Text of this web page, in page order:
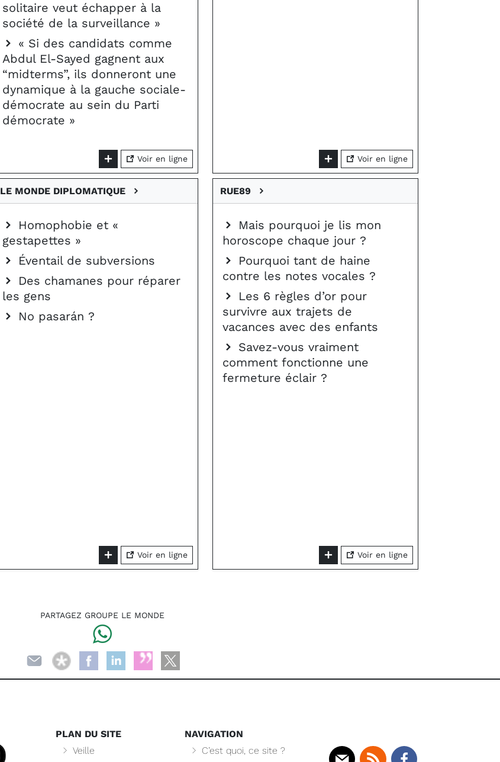
solitaire veut échapper à la
société de la surveillance »
« Si des candidats comme
Abdul El-Sayed gagnent aux
“midterms”, ils donneront une
dynamique à la gauche sociale-
démocrate au sein du Parti
démocrate »
Voir en ligne Voir en ligne
LE MONDE DIPLOMATIQUE
Homophobie et «
gestapettes »
Éventail de subversions
Des chamanes pour réparer
les gens
No pasarán ?
Voir en ligne
RUE89
Mais pourquoi je lis mon
horoscope chaque jour ?
Pourquoi tant de haine
contre les notes vocales ?
Les 6 règles d’or pour
survivre aux trajets de
vacances avec des enfants
Savez-vous vraiment
comment fonctionne une
fermeture éclair ?
Voir en ligne
PARTAGEZ GROUPE LE MONDE
PLAN DU SITE
Veille
NAVIGATION
C’est quoi, ce site ?